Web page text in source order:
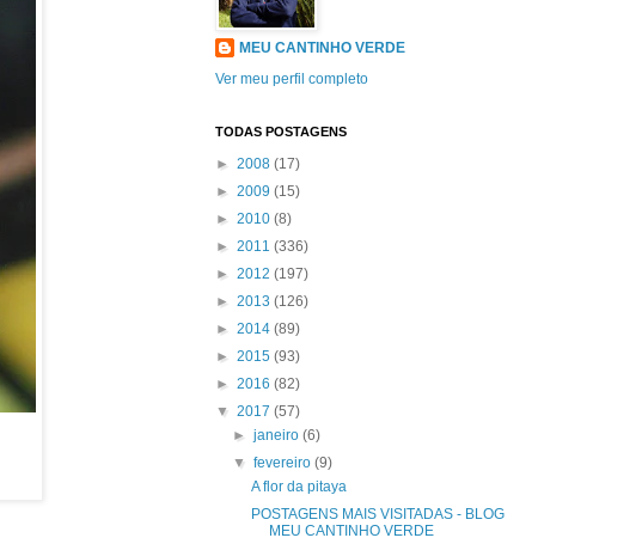
MEU CANTINHO VERDE
Ver meu perfil completo
TODAS POSTAGENS
► 2008 (17)
► 2009 (15)
► 2010 (8)
► 2011 (336)
► 2012 (197)
► 2013 (126)
► 2014 (89)
► 2015 (93)
► 2016 (82)
▼ 2017 (57)
►janeiro(6)
▼fevereiro(9)
A flor da pitaya
POSTAGENS MAIS VISITADAS - BLOG
MEU CANTINHO VERDE